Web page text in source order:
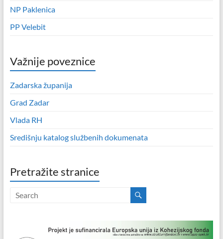
NP Paklenica
PP Velebit
Važnije poveznice
Zadarska županija
Grad Zadar
Vlada RH
Središnju katalog službenih dokumenata
Pretražite stranice